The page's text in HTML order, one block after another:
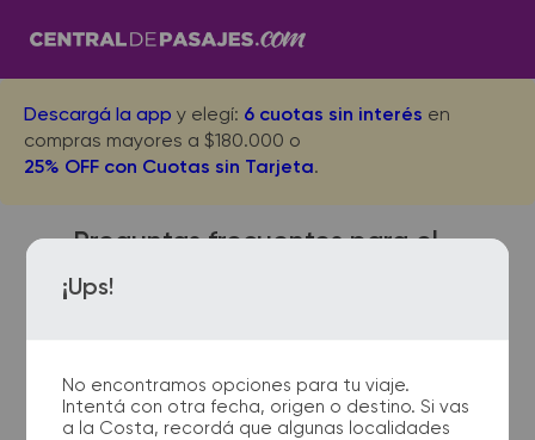
Descargá la app y elegí: 6 cuotas sin interés en
compras mayores a $180.000 o
25% OFF con Cuotas sin Tarjeta.
¡Ups!
No encontramos opciones para tu viaje.
Intentá con otra fecha, origen o destino. Si vas
a la Costa, recordá que algunas localidades
Preguntas frecuentes para el
viaje desde Las Toscas a Term.
Dellepiane Bs.As.
¿Dónde quedan las